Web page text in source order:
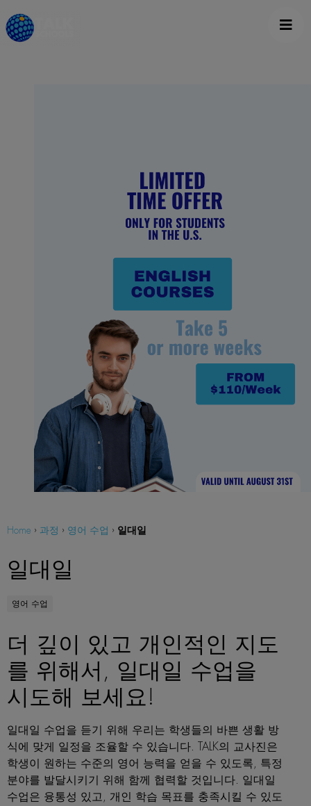
Home › 과정 › 영어 수업 › 일대일
일대일
영어 수업
더 깊이 있고 개인적인 지도
를 위해서, 일대일 수업을
시도해 보세요!
일대일 수업을 듣기 위해 우리는 학생들의 바쁜 생활 방
식에 맞게 일정을 조율할 수 있습니다. TALK의 교사진은
학생이 원하는 수준의 영어 능력을 얻을 수 있도록, 특정
분야를 발달시키기 위해 함께 협력할 것입니다. 일대일
수업은 융통성 있고, 개인 학습 목표를 충족시킬 수 있도